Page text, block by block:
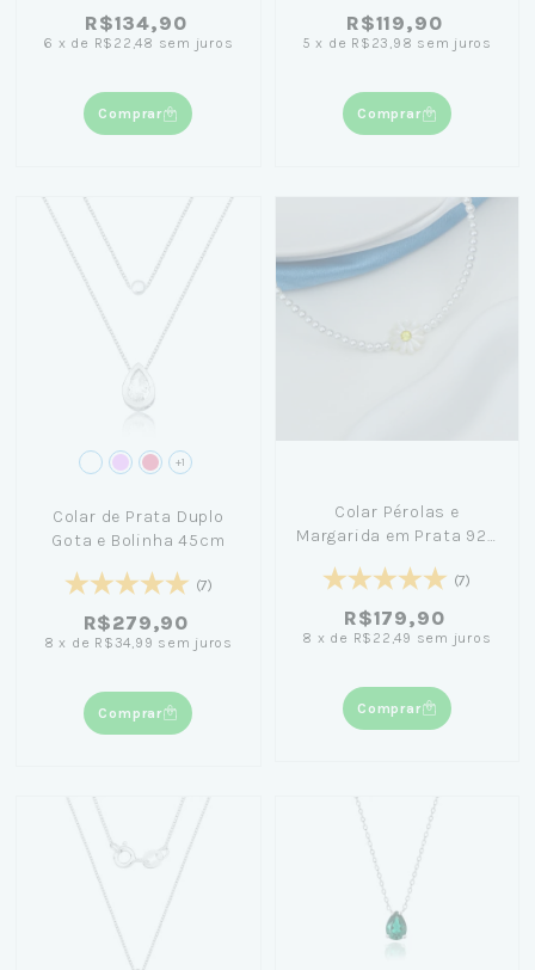
R$134,90
6 x de R$22,48 sem juros
Comprar
R$119,90
5 x de R$23,98 sem juros
Comprar
+1
Colar de Prata Duplo
Gota e Bolinha 45cm
(7)
R$279,90
8 x de R$34,99 sem juros
Comprar
Colar Pérolas e
Margarida em Prata 925
(7)
R$179,90
8 x de R$22,49 sem juros
Comprar